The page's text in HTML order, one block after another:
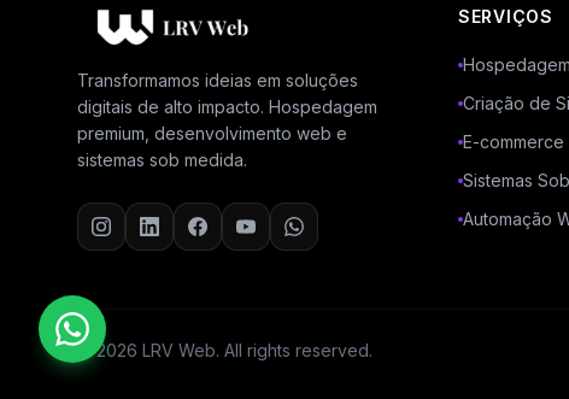
Transformamos ideias em soluções
digitais de alto impacto. Hospedagem
premium, desenvolvimento web e
sistemas sob medida.
SERVIÇOS
Criação de
E-commerce
Sistemas
Automação
© 2026 LRV Web. All rights reserved.